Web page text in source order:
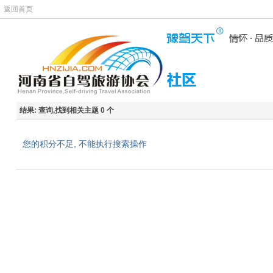
返回首页
结果: 查询,找到相关主题 0 个
您的积分不足, 不能执行搜索操作